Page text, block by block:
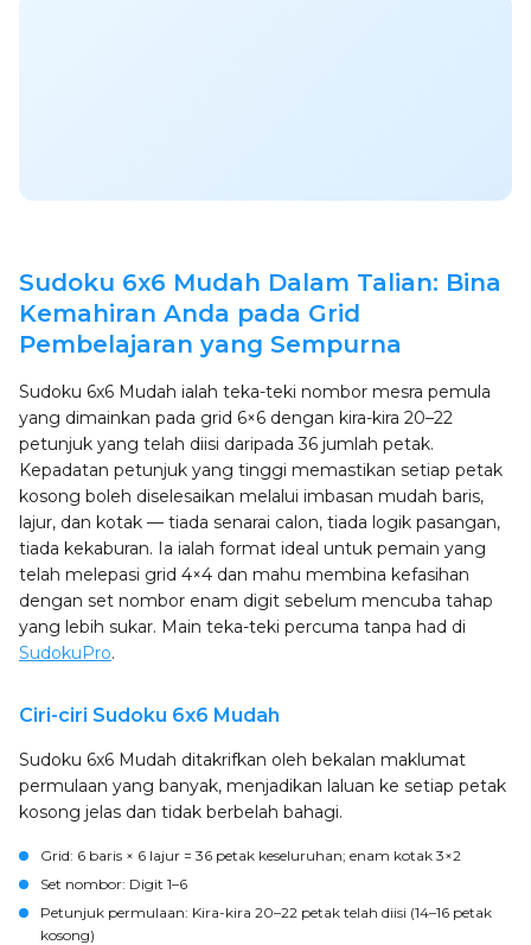
Sudoku 6x6 Mudah Dalam Talian: Bina
Kemahiran Anda pada Grid
Pembelajaran yang Sempurna
Sudoku 6x6 Mudah ialah teka-teki nombor mesra pemula
yang dimainkan pada grid 6×6 dengan kira-kira 20–22
petunjuk yang telah diisi daripada 36 jumlah petak.
Kepadatan petunjuk yang tinggi memastikan setiap petak
kosong boleh diselesaikan melalui imbasan mudah baris,
lajur, dan kotak — tiada senarai calon, tiada logik pasangan,
tiada kekaburan. Ia ialah format ideal untuk pemain yang
telah melepasi grid 4×4 dan mahu membina kefasihan
dengan set nombor enam digit sebelum mencuba tahap
yang lebih sukar. Main teka-teki percuma tanpa had di
SudokuPro.
Ciri-ciri Sudoku 6x6 Mudah
Sudoku 6x6 Mudah ditakrifkan oleh bekalan maklumat
permulaan yang banyak, menjadikan laluan ke setiap petak
kosong jelas dan tidak berbelah bahagi.
Grid: 6 baris × 6 lajur = 36 petak keseluruhan; enam kotak 3×2
Set nombor: Digit 1–6
Petunjuk permulaan: Kira-kira 20–22 petak telah diisi (14–16 petak
kosong)